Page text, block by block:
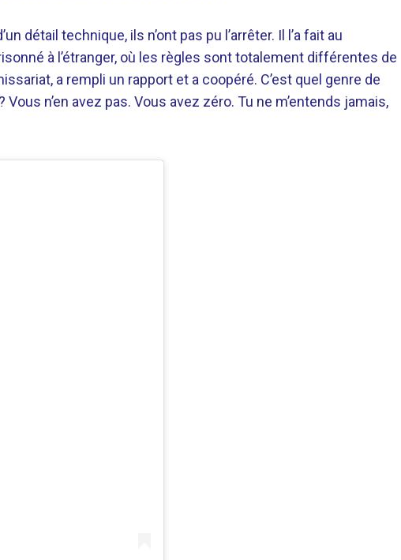
détail technique, ils n’ont pas pu l’arrêter. Il l’a fait au
à l’étranger, où les règles sont totalement différentes de
a rempli un rapport et a coopéré. C’est quel genre de
n’en avez pas. Vous avez zéro. Tu ne m’entends jamais,